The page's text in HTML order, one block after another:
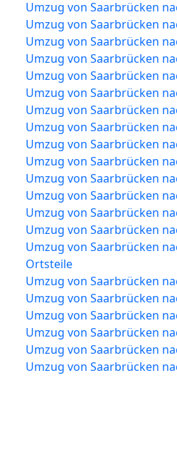
Umzug von Saarbrücken
Umzug von Saarbrücken
Umzug von Saarbrücken
Umzug von Saarbrücken
Umzug von Saarbrücken
Umzug von Saarbrücken
Umzug von Saarbrücken
Umzug von Saarbrücken
Umzug von Saarbrücken
Umzug von Saarbrücken
Umzug von Saarbrücken
Umzug von Saarbrücken
Umzug von Saarbrücken
Umzug von Saarbrücken
Umzug von Saarbrücken
Ortsteile
Umzug von Saarbrücken
Umzug von Saarbrücken
Umzug von Saarbrücken
Umzug von Saarbrücken
Umzug von Saarbrücken
Umzug von Saarbrücken